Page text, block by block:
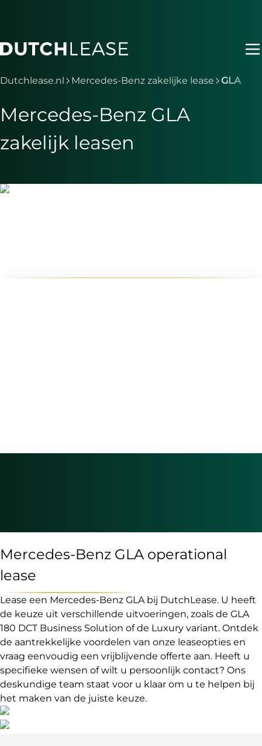
Je bent nu voorbij het hoofdmenu
Dutchlease.nl Mercedes-Benz zakelijke lease GLA
Mercedes-Benz GLA
zakelijk leasen
Mercedes-Benz GLA operational
lease
Lease een Mercedes-Benz GLA bij DutchLease. U heeft
de keuze uit verschillende uitvoeringen, zoals de GLA
180 DCT Business Solution of de Luxury variant. Ontdek
de aantrekkelijke voordelen van onze leaseopties en
vraag eenvoudig een vrijblijvende offerte aan. Heeft u
specifieke wensen of wilt u persoonlijk contact? Ons
deskundige team staat voor u klaar om u te helpen bij
het maken van de juiste keuze.